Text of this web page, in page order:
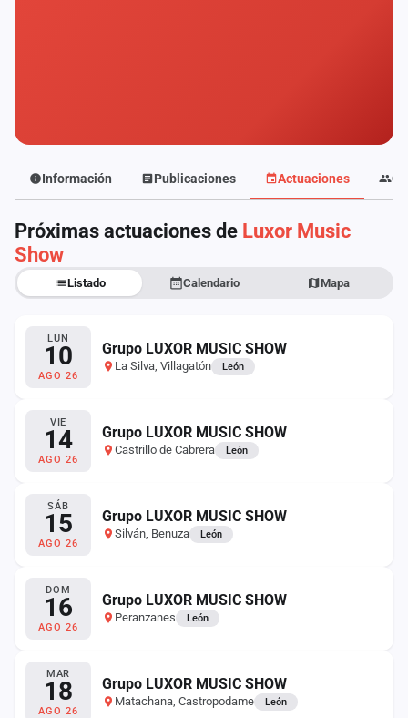
Información Publicaciones Actuaciones
Próximas actuaciones de Luxor Music
Show
Listado Calendario Mapa
LUN
10
AGO 26
Grupo LUXOR MUSIC SHOW
La Silva, Villagatón León
VIE
14
AGO 26
Grupo LUXOR MUSIC SHOW
Castrillo de Cabrera León
SÁB
15
AGO 26
Grupo LUXOR MUSIC SHOW
Silván, Benuza León
DOM
16
AGO 26
Grupo LUXOR MUSIC SHOW
Peranzanes León
MAR
18
AGO 26
Grupo LUXOR MUSIC SHOW
Matachana, Castropodame León
Agencias
Rankings
Vídeos
sesión
cuenta
Administración
Contacto